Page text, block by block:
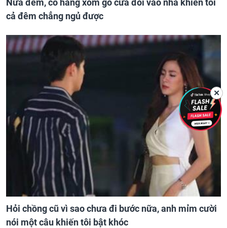
Nửa đêm, cô hàng xóm gõ cửa đòi vào nhà khiến tôi
cả đêm chẳng ngủ được
Hỏi chồng cũ vì sao chưa đi bước nữa, anh mỉm cười
nói một câu khiến tôi bật khóc
✕